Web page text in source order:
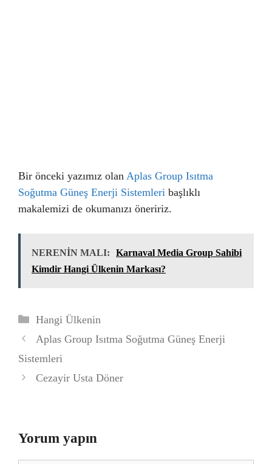
Bir önceki yazımız olan Aplas Group Isıtma
Soğutma Güneş Enerji Sistemleri başlıklı
makalemizi de okumanızı öneririz.
NERENİN MALI:
Karnaval Media Group Sahibi
Kimdir Hangi Ülkenin Markası?
Kategoriler
Hangi Ülkenin
Aplas Group Isıtma Soğutma Güneş Enerji
Sistemleri
Cezayir Usta Döner
Yorum yapın